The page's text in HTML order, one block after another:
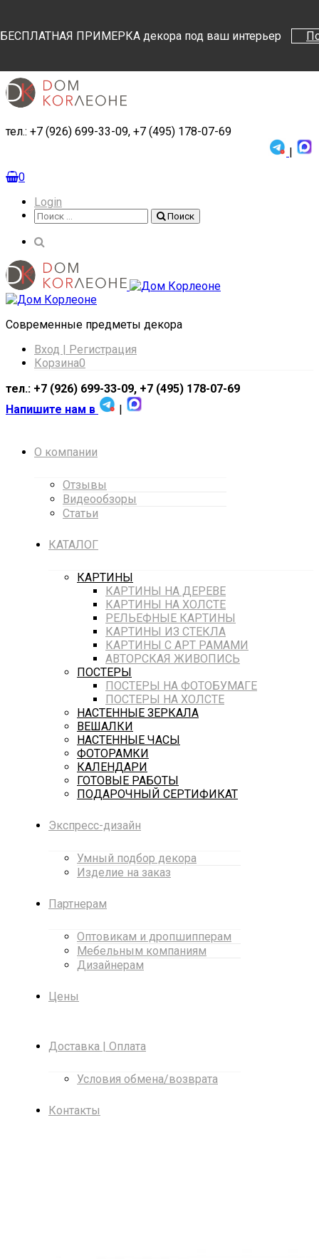
БЕСПЛАТНАЯ ПРИМЕРКА декора под ваш интерьер
тел.: +7 (926) 699-33-09, +7 (495) 178-07-69
|
0
Login
Поиск
Поиск
Cовременные предметы декора
Вход | Регистрация
Корзина0
тел.: +7 (926) 699-33-09, +7 (495) 178-07-69
Напишите нам в
|
О компании
Отзывы
Видеообзоры
Статьи
КАТАЛОГ
КАРТИНЫ
КАРТИНЫ НА ДЕРЕВЕ
КАРТИНЫ НА ХОЛСТЕ
РЕЛЬЕФНЫЕ КАРТИНЫ
КАРТИНЫ ИЗ СТЕКЛА
КАРТИНЫ С АРТ РАМАМИ
АВТОРСКАЯ ЖИВОПИСЬ
ПОСТЕРЫ
ПОСТЕРЫ НА ФОТОБУМАГЕ
ПОСТЕРЫ НА ХОЛСТЕ
НАСТЕННЫЕ ЗЕРКАЛА
ВЕШАЛКИ
НАСТЕННЫЕ ЧАСЫ
ФОТОРАМКИ
КАЛЕНДАРИ
ГОТОВЫЕ РАБОТЫ
ПОДАРОЧНЫЙ СЕРТИФИКАТ
Экспресс-дизайн
Умный подбор декора
Изделие на заказ
Партнерам
Оптовикам и дропшипперам
Мебельным компаниям
Дизайнерам
Цены
Доставка | Оплата
Условия обмена/возврата
Контакты